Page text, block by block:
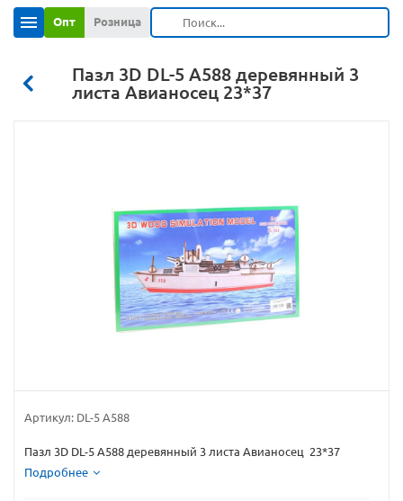
Опт Розница
Пазл 3D DL-5 A588 деревянный 3
листа Авианосец 23*37
Артикул: DL-5 A588
Пазл 3D DL-5 A588 деревянный 3 листа Авианосец 23*37
Подробнее